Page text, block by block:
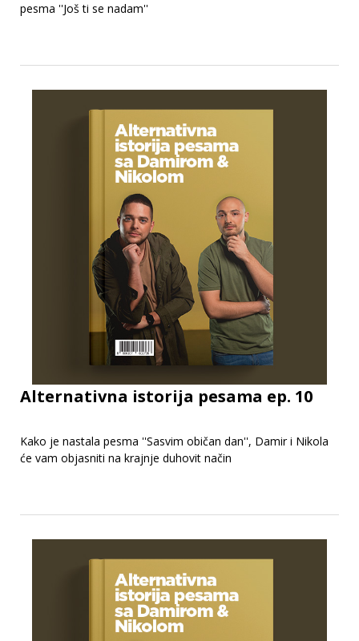
pesma ''Još ti se nadam''
Alternativna istorija pesama ep. 10
Kako je nastala pesma ''Sasvim običan dan'', Damir i Nikola
će vam objasniti na krajnje duhovit način